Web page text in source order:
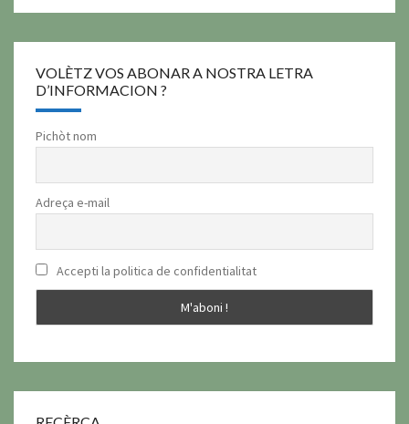
VOLÈTZ VOS ABONAR A NOSTRA LETRA
D’INFORMACION ?
Pichòt nom
Adreça e-mail
Accepti la politica de confidentialitat